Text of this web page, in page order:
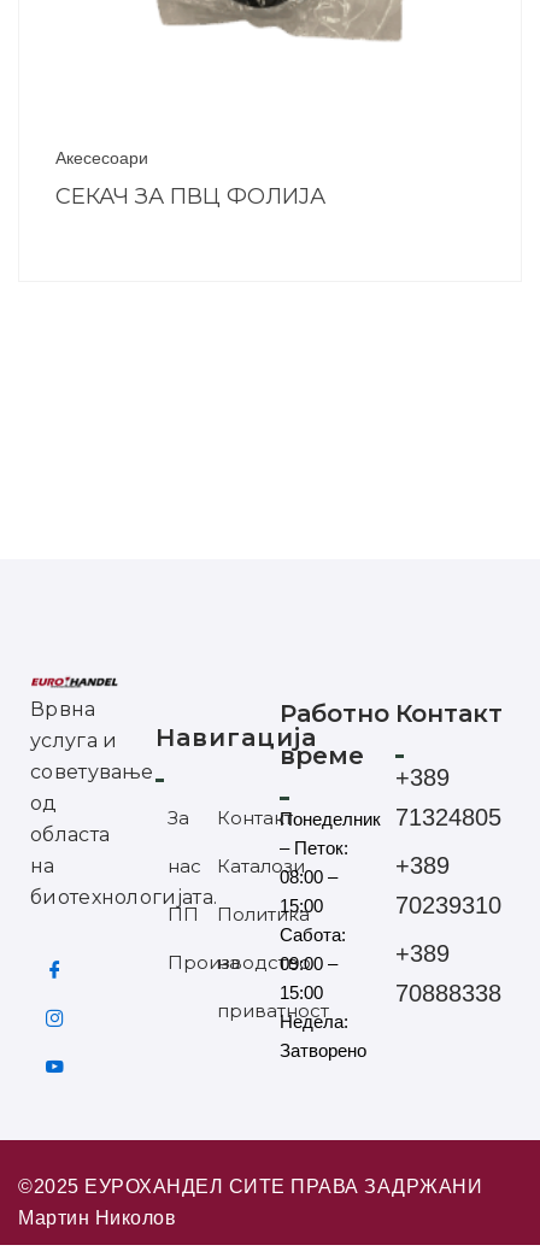
Акесесоари
СЕКАЧ ЗА ПВЦ ФОЛИЈА
Врвна
услуга и
советување
од
областа
на
биотехнологијата.
Навигација
За
нас
ПП
Производство
Контакт
Каталози
Политика
на
приватност
Работно
време
Понеделник
– Петок:
08:00 –
15:00
Сабота:
09:00 –
15:00
Недела:
Затворено
Контакт
+389
71324805
+389
70239310
+389
70888338
©2025 ЕУРОХАНДЕЛ СИТЕ ПРАВА ЗАДРЖАНИ
Мартин Николов